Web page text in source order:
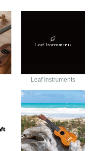
Leaf Instruments